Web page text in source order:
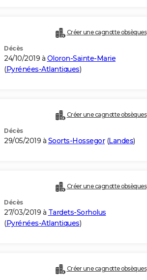
Créer une cagnotte obsèques
Décès
24/10/2019 à Oloron-Sainte-Marie
(Pyrénées-Atlantiques)
Créer une cagnotte obsèques
Décès
29/05/2019 à Soorts-Hossegor(Landes)
Créer une cagnotte obsèques
Décès
27/03/2019 à Tardets-Sorholus
(Pyrénées-Atlantiques)
Créer une cagnotte obsèques